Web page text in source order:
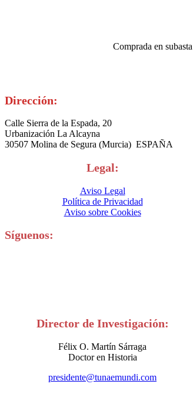
Comprada en
Dirección:
Calle Sierra de la Espada, 20
Urbanización La Alcayna
30507 Molina de Segura (Murcia) ESPAÑA
Legal:
Aviso Legal
Política de Privacidad
Aviso sobre Cookies
Síguenos:
Director de Investigación:
Félix O. Martín Sárraga
Doctor en Historia
presidente@tunaemundi.com